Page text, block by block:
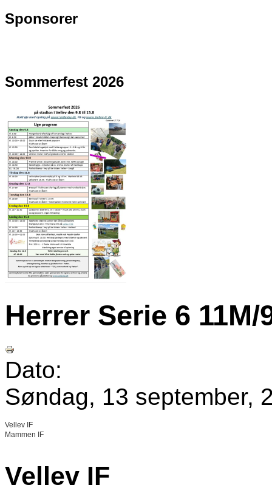
Sponsorer
Sommerfest 2026
Herrer Serie 6 11M/
Dato:
Søndag, 13 september,
Vellev IF
Mammen IF
Vellev IF